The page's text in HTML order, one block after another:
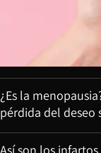
¿Es la
pérdida del deseo